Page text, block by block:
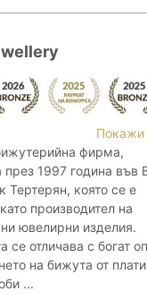
Покажи
фирма,
през 1997 година във
Тертерян, която се е
производител на
ювелирни изделия.
се отличава с богат
на бижута от
...